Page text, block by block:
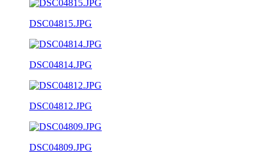
DSC04815.JPG
DSC04814.JPG
DSC04812.JPG
DSC04809.JPG